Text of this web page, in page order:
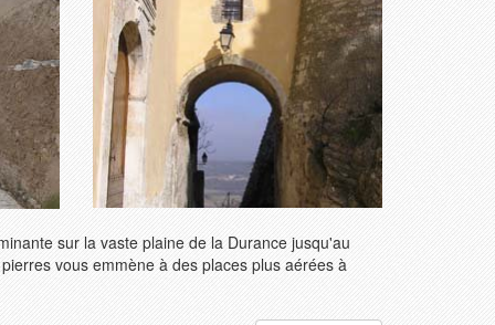
sur la vaste plaine de la Durance jusqu'au
vous emmène à des places plus aérées à